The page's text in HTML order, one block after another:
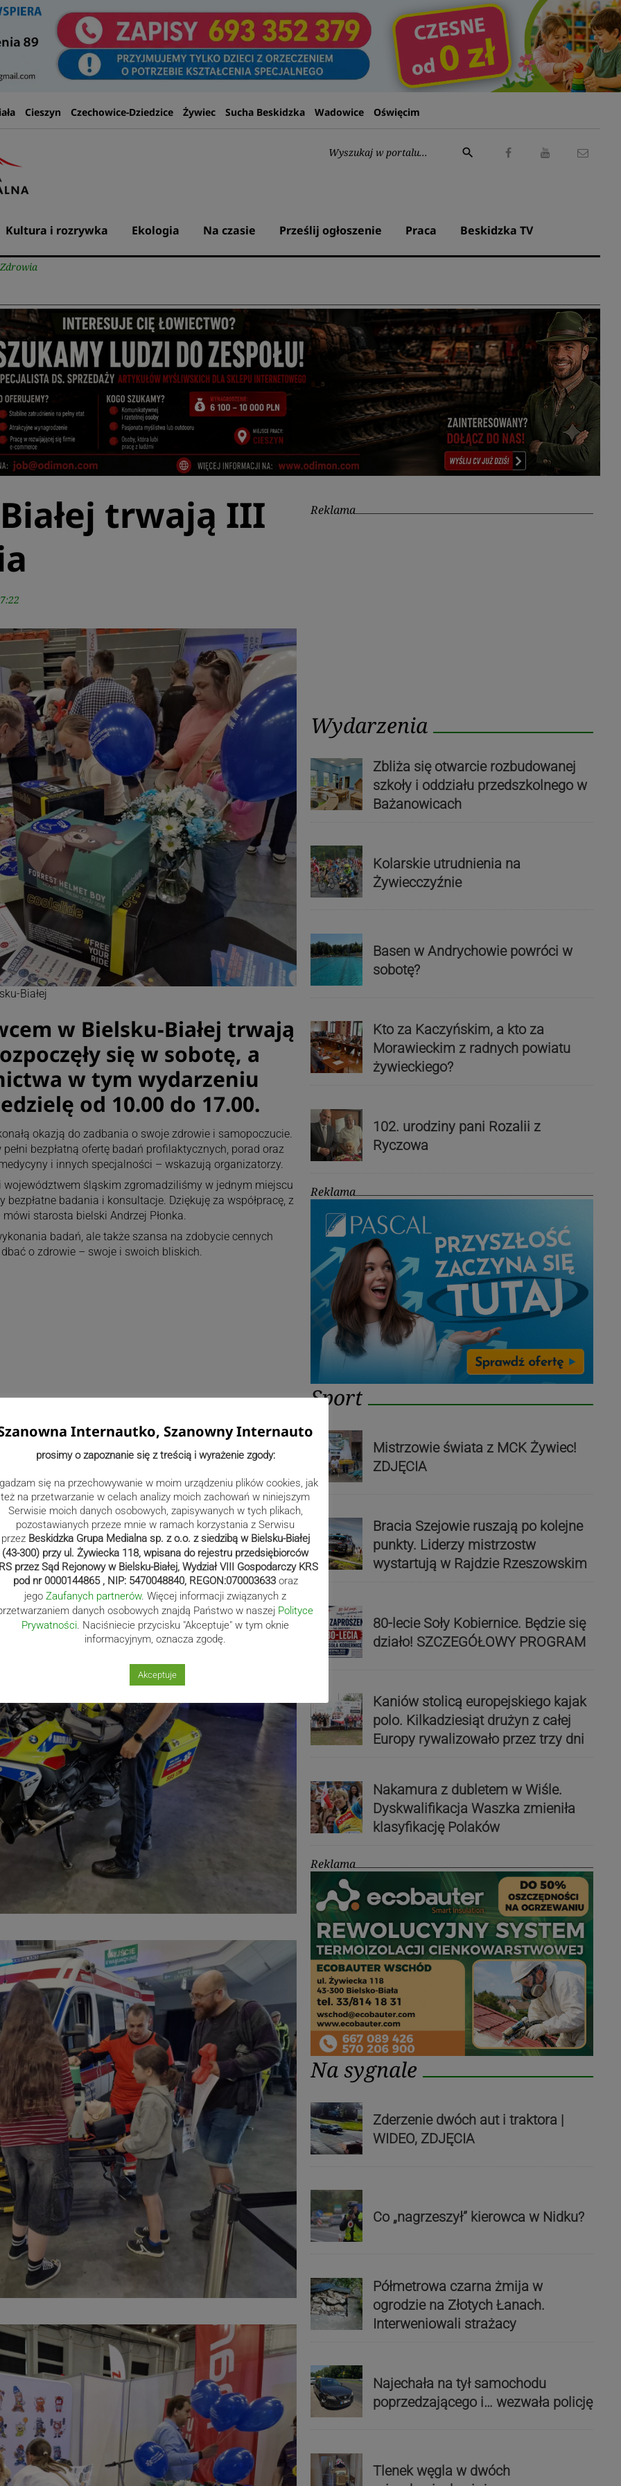
Cieszyn Czechowice-Dziedzice Żywiec Sucha Beskidzka Wadowice Oświęcim
Wyszukaj:
search
Kultura i rozrywka Ekologia Na czasie Prześlij ogłoszenie Praca Beskidzka TV
trwają III
Białej
w Bielsku-Białej trwają
się w sobotę, a
w tym wydarzeniu
od 10.00 do 17.00.
okazją do zadbania o swoje zdrowie i samopoczucie.
bezpłatną ofertę badań profilaktycznych, porad oraz
i innych specjalności – wskazują organizatorzy.
województwem śląskim zgromadziliśmy w jednym miejscu
badania i konsultacje. Dziękuję za współpracę, z
starosta bielski Andrzej Płonka.
badań, ale także szansa na zdobycie cennych
o zdrowie – swoje i swoich bliskich.
Reklama
Wydarzenia
Zbliża się otwarcie rozbudowanej
szkoły i oddziału przedszkolnego w
Bażanowicach
Kolarskie utrudnienia na
Żywiecczyźnie
Basen w Andrychowie powróci w
sobotę?
Kto za Kaczyńskim, a kto za
Morawieckim z radnych powiatu
żywieckiego?
102. urodziny pani Rozalii z
Ryczowa
Reklama
Sport
Mistrzowie świata z MCK Żywiec!
ZDJĘCIA
Bracia Szejowie ruszają po kolejne
punkty. Liderzy mistrzostw
wystartują w Rajdzie Rzeszowskim
80-lecie Soły Kobiernice. Będzie się
działo! SZCZEGÓŁOWY PROGRAM
Kaniów stolicą europejskiego kajak
polo. Kilkadziesiąt drużyn z całej
Europy rywalizowało przez trzy dni
Nakamura z dubletem w Wiśle.
Dyskwalifikacja Waszka zmieniła
klasyfikację Polaków
Reklama
Na sygnale
Zderzenie dwóch aut i traktora |
WIDEO, ZDJĘCIA
Co „nagrzeszył” kierowca w Nidku?
Półmetrowa czarna żmija w
ogrodzie na Złotych Łanach.
Interweniowali strażacy
Najechała na tył samochodu
poprzedzającego i… wezwała policję
Tlenek węgla w dwóch
Internautko, Szanowny Internauto
prosimy o zapoznanie się z treścią i wyrażenie zgody:
się na przechowywanie w moim urządzeniu plików cookies, jak
też na przetwarzanie w celach analizy moich zachowań w niniejszym
Serwisie moich danych osobowych, zapisywanych w tych plikach,
pozostawianych przeze mnie w ramach korzystania z Serwisu
przez Beskidzka Grupa Medialna sp. z o.o. z siedzibą w Bielsku-Białej
(43-300) przy ul. Żywiecka 118, wpisana do rejestru przedsiębiorców
przez Sąd Rejonowy w Bielsku-Białej, Wydział VIII Gospodarczy KRS
pod nr 0000144865 , NIP: 5470048840, REGON:070003633 oraz
jego Zaufanych partnerów. Więcej informacji związanych z
danych osobowych znajdą Państwo w naszej Polityce
Prywatności . Naciśniecie przycisku "Akceptuje" w tym oknie
informacyjnym, oznacza zgodę.
Akceptuje